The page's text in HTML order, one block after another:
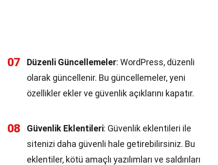
07 Düzenli Güncellemeler: WordPress, düzenli
olarak güncellenir. Bu güncellemeler, yeni
özellikler ekler ve güvenlik açıklarını kapatır.
08 Güvenlik Eklentileri: Güvenlik eklentileri ile
sitenizi daha güvenli hale getirebilirsiniz. Bu
eklentiler, kötü amaçlı yazılımları ve saldırıları